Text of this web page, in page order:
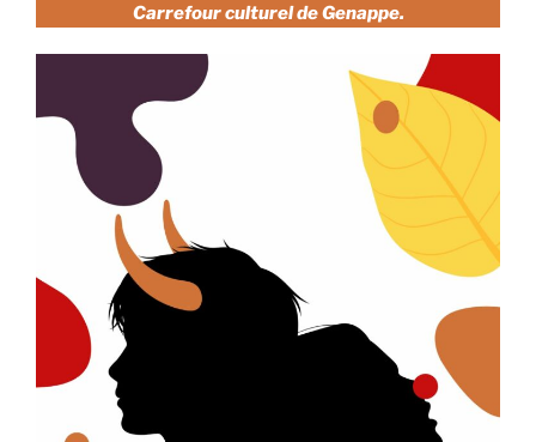
Carrefour culturel de Genappe.